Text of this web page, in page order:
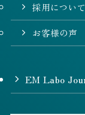
採用について
お客様の声
EM Labo